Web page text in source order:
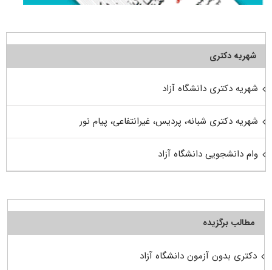
شهریه دکتری
شهریه دکتری دانشگاه آزاد
شهریه دکتری شبانه، پردیس، غیرانتفاعی، پیام نور
وام دانشجویی دانشگاه آزاد
مطالب برگزیده
دکتری بدون آزمون دانشگاه آزاد